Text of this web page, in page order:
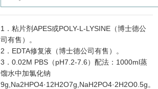
1．粘片剂APES或POLY-L-LYSINE（博士德公
司有售）。
2．EDTA修复液（博士德公司有售）。
3．0.02M PBS（pH7.2-7.6）配法：1000ml蒸
馏水中加氯化钠
9g,Na2HPO4·12H2O7g,NaH2PO4·2H2O0.5g。